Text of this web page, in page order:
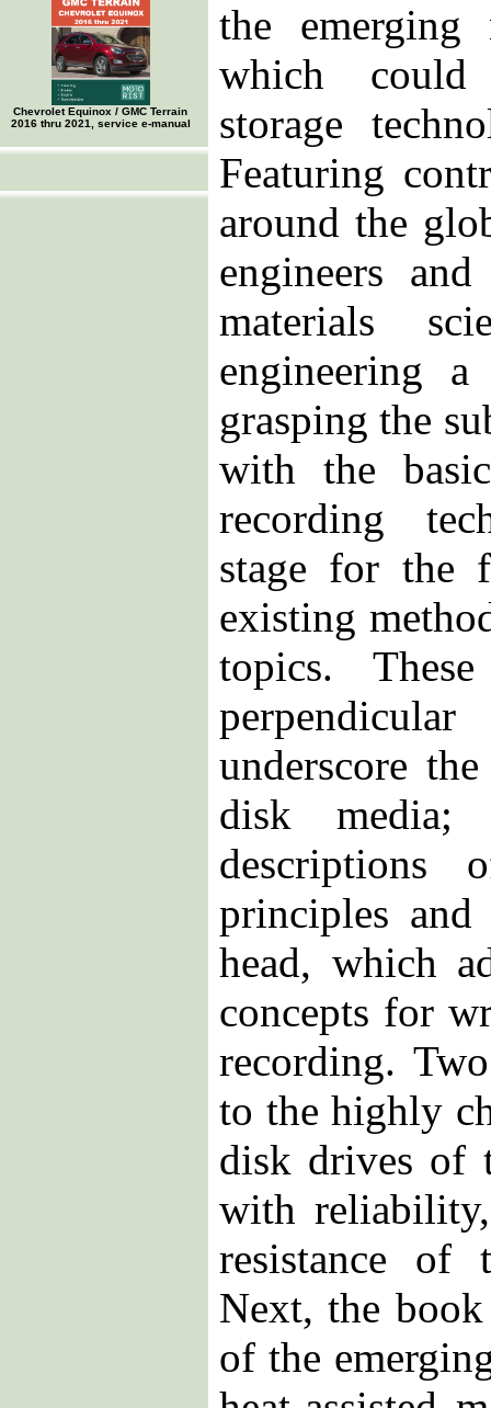
Chevrolet Equinox / GMC Terrain
2016 thru 2021, service e-manual
the emerging
which could
storage
Featuring
around the
engineers
materials
engineering
grasping the
with the
recording
stage for the
existing
topics.
underscore
disk media;
descriptions
principles and
head, which
concepts for
recording.
to the highly
disk drives of
with
resistance of
Next, the
of the